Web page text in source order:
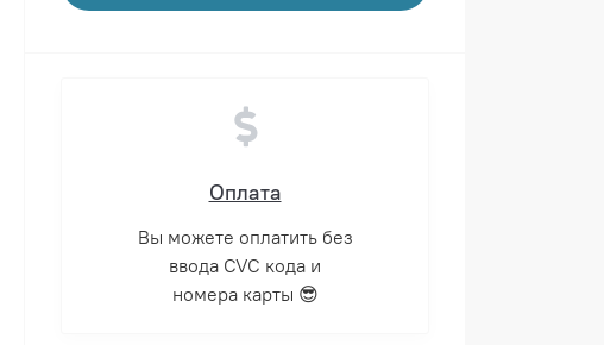
Оплата
Вы можете оплатить без
ввода CVC кода и
номера карты 😎